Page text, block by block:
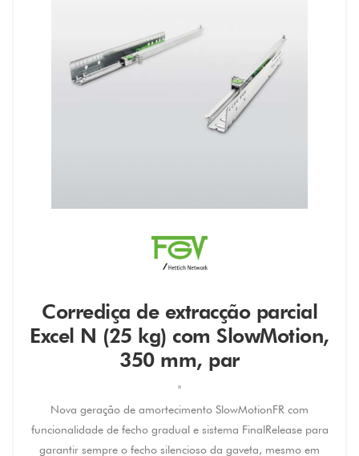
Corrediça de extracção parcial
Excel N (25 kg) com SlowMotion,
350 mm, par
"
Nova geração de amortecimento SlowMotionFR com
funcionalidade de fecho gradual e sistema FinalRelease para
garantir sempre o fecho silencioso da gaveta, mesmo em